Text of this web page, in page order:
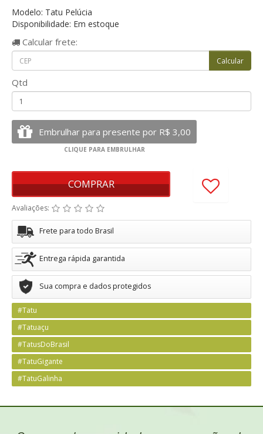
Modelo: Tatu Pelúcia
Disponibilidade: Em estoque
Calcular frete:
Qtd
COMPRAR
Avaliações:
Frete para todo Brasil
Entrega rápida garantida
Sua compra e dados protegidos
#Tatu
#Tatuaçu
#TatusDoBrasil
#TatuGigante
#TatuGalinha